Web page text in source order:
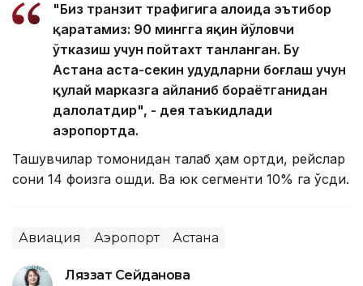
"Биз транзит трафигига алоҳида эътибор
қаратамиз: 90 мингга яқин йўловчи
ўтказиш учун пойтахт танланган. Бу
Астана аста-секин ҳудудларни боғлаш учун
қулай марказга айланиб бораётганидан
далолатдир", - дея таъкидлади
аэропортда.
Ташувчилар томонидан талаб ҳам ортди, рейслар
сони 14 фоизга ошди. Ва юк сегменти 10% га ўсди.
Авиация Аэропорт Астана
Ляззат Сейданова